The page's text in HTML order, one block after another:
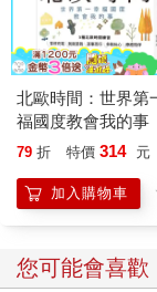
在柏林街頭，試著
來。
07 買電子黑膠
如果你聽電子樂，
Records走走看看
重影響力的Hard
中，裡頭有試聽區
以拜訪Jazz
Oye Records賣的
08 去夜店前排隊
要跑夜店，就要去
北歐時間：世界第
福國度教會我的事
79 折 特價 314 元
加入購物車
您可能會喜歡